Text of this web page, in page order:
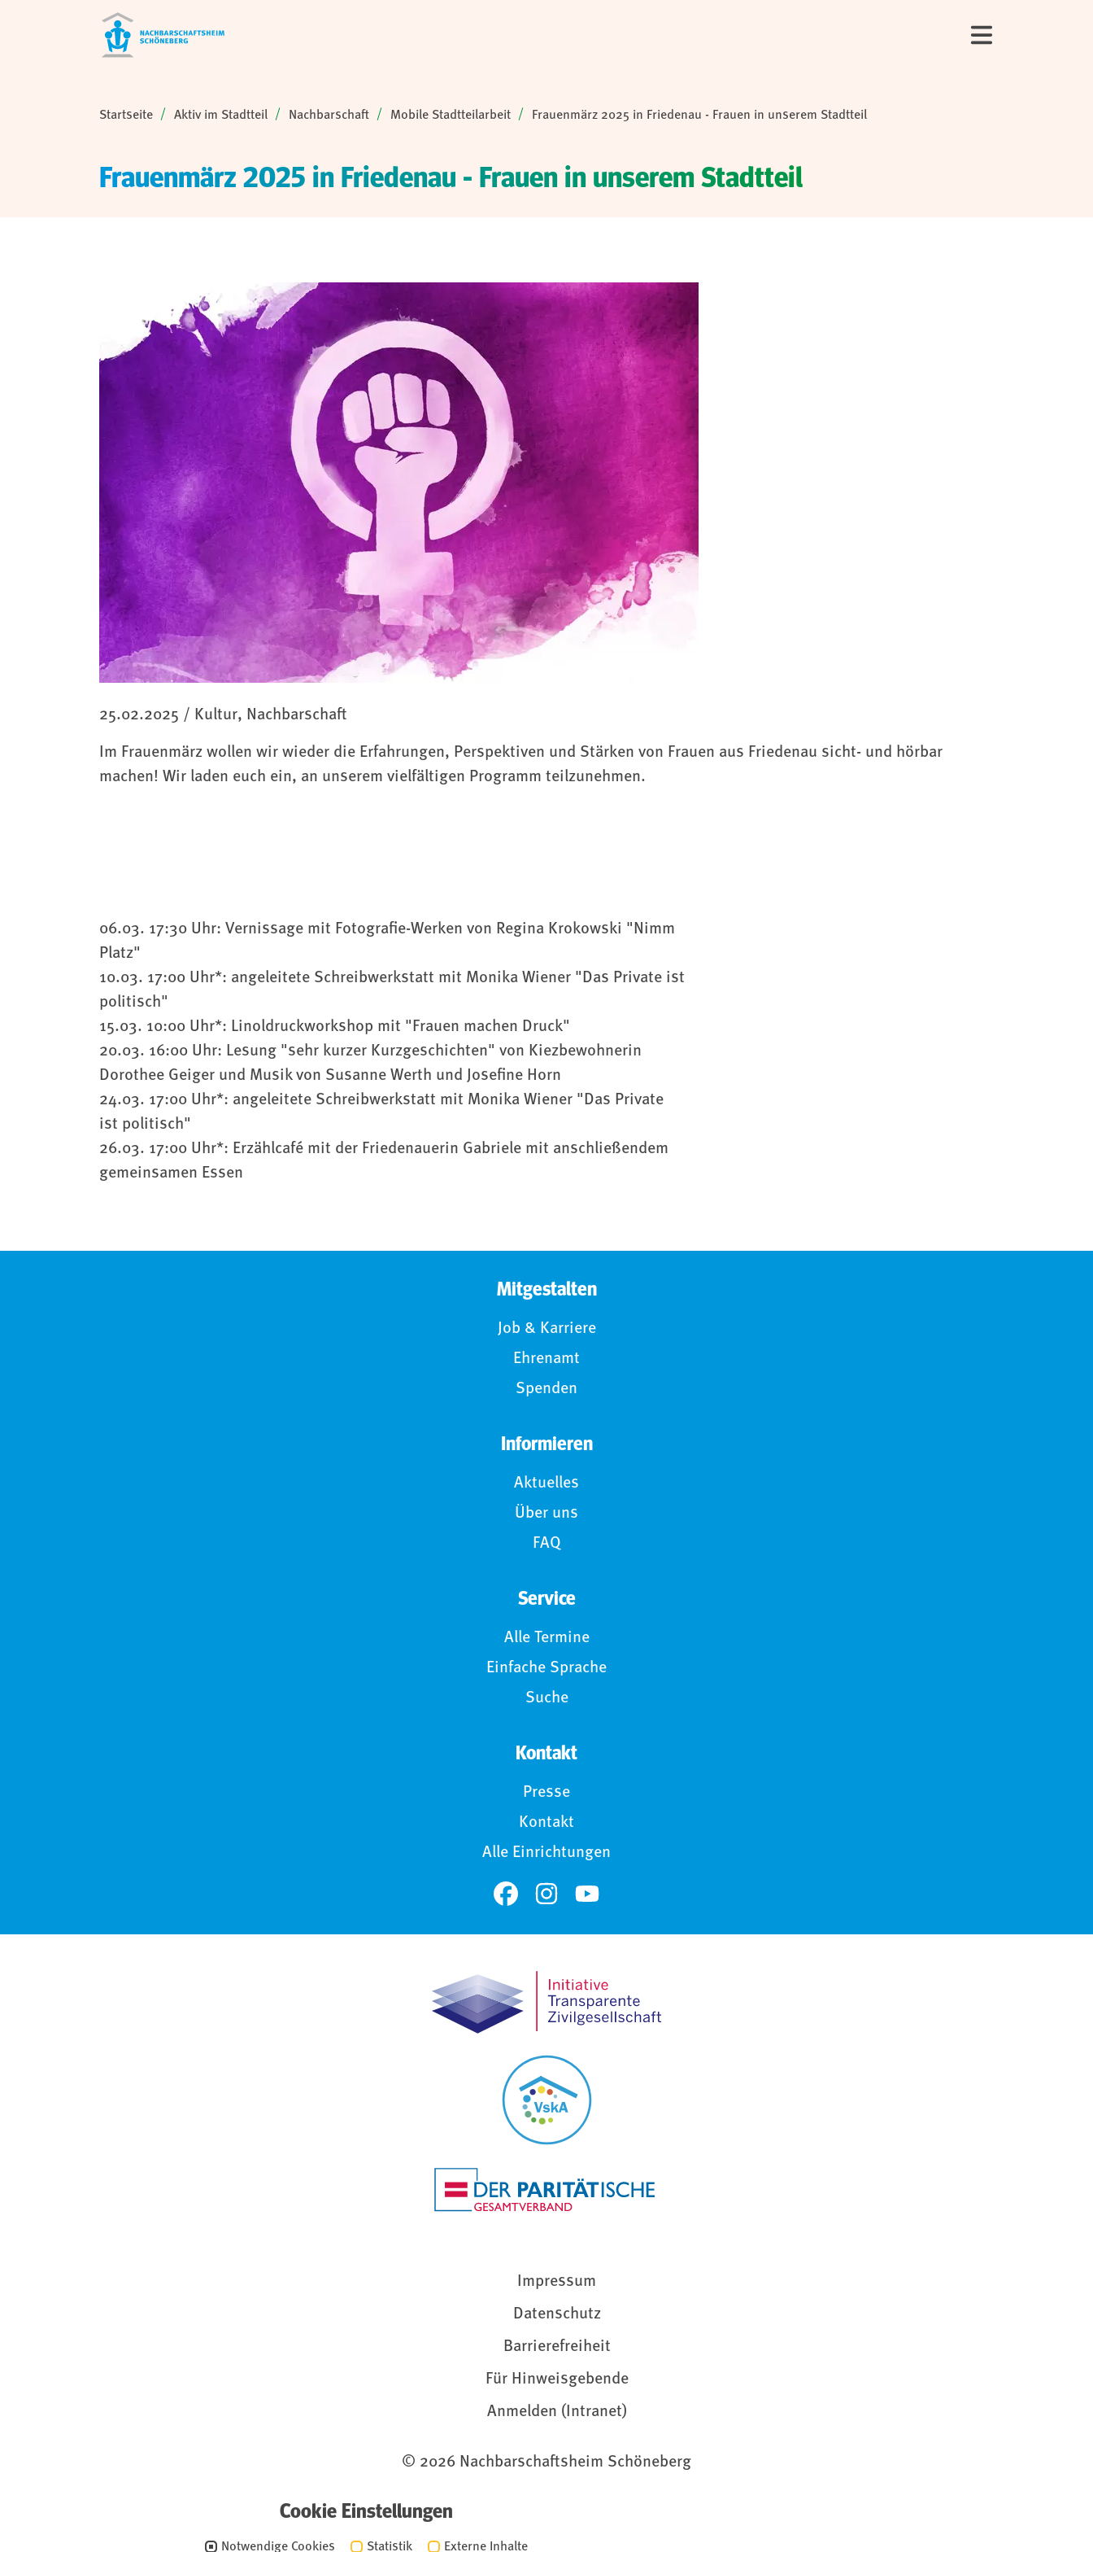
Sie sind hier:
Startseite Aktiv im Stadtteil Nachbarschaft Mobile Stadtteilarbeit Frauenmärz 2025 in Friedenau - Frauen in unserem Stadtteil
Frauenmärz 2025 in Friedenau - Frauen in unserem Stadtteil
25.02.2025 / Kategorie
Kultur, Nachbarschaft
Im Frauenmärz wollen wir wieder die Erfahrungen, Perspektiven und Stärken von Frauen aus Friedenau sicht- und hörbar
machen! Wir laden euch ein, an unserem vielfältigen Programm teilzunehmen.
06.03. 17:30 Uhr: Vernissage mit Fotografie-Werken von Regina Krokowski "Nimm
Platz"
10.03. 17:00 Uhr*: angeleitete Schreibwerkstatt mit Monika Wiener "Das Private ist
politisch"
15.03. 10:00 Uhr*: Linoldruckworkshop mit "Frauen machen Druck"
20.03. 16:00 Uhr: Lesung "sehr kurzer Kurzgeschichten" von Kiezbewohnerin
Dorothee Geiger und Musik von Susanne Werth und Josefine Horn
24.03. 17:00 Uhr*: angeleitete Schreibwerkstatt mit Monika Wiener "Das Private
ist politisch"
26.03. 17:00 Uhr*: Erzählcafé mit der Friedenauerin Gabriele mit anschließendem
gemeinsamen Essen
Mitgestalten
Job & Karriere
Ehrenamt
Spenden
Informieren
Aktuelles
Über uns
FAQ
Service
Alle Termine
Einfache Sprache
Suche
Kontakt
Presse
Kontakt
Alle Einrichtungen
Impressum
Datenschutz
Barrierefreiheit
Für Hinweisgebende
Anmelden (Intranet)
© 2026 Nachbarschaftsheim Schöneberg
Cookie Einstellungen
Notwendige Cookies Statistik Externe Inhalte